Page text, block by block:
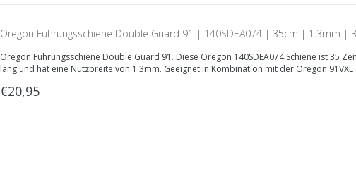
Oregon Führungsschiene Double Guard 91 | 140SDEA074 | 35cm | 1.3mm |
Oregon Führungsschiene Double Guard 91. Diese Oregon 140SDEA074 Schiene ist 35
lang und hat eine Nutzbreite von 1.3mm. Geeignet in Kombination mit der Oregon 91VXL
€20,95